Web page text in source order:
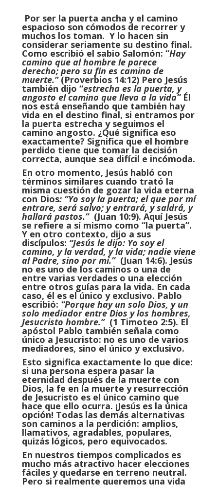
Por ser la puerta ancha y el camino
espacioso son cómodos de recorrer y
muchos los toman. Y lo hacen sin
considerar seria­mente su destino final.
Como escribió el sabio Salomón: “Hay
camino que al hombre le parece
derecho; pero su fin es camino de
muerte.”(Proverbios 14:12) Pero Jesús
también dijo “estrecha es la puerta, y
angosto el camino que lleva a la vida” Él
nos está enseñando que también hay
vida en el destino final, si entramos por
la puerta estrecha y seguimos el
camino angosto. ¿Qué significa eso
exactamente? Significa que el hombre
perdido tiene que tomar la decisión
correcta, aunque sea difícil e incómoda.
En otro momento, Jesús habló con
términos similares cuando trató la
misma cuestión de gozar la vida eterna
con Dios: “Yo soy la puerta; el que por mí
entrare, será salvo; y entrará, y saldrá, y
hallará pastos.”(Juan 10:9). Aquí Jesús
se refiere a sí mismo como “la puerta”.
Y en otro contexto, dijo a sus
discípulos: “Jesús le dijo: Yo soy el
camino, y la verdad, y la vida; nadie viene
al Padre, sino por mí.”(Juan 14:6). Jesús
no es uno de los caminos o una de
entre varias verdades o una elección
entre otros guías para la vida. En cada
caso, él es elúnico y exclusivo. Pablo
escribió: “Porque hay un solo Dios, y un
solo mediador entre Dios y los hombres,
Jesucristo hombre.”(1 Timoteo 2:5). El
apóstol Pablo también señala como
único a Jesucristo: no es uno de varios
mediadores, sino el único y exclusivo.
Esto significa exactamente lo que dice:
si una persona espera pasar la
eternidad después de la muerte con
Dios, la fe en la muerte y resurrección
de Jesucristo es el único camino que
hace que ello ocurra. ¡Jesús es la única
opción! Todas las demás alternativas
son caminos a la perdi­ción: amplios,
llamativos, agradables, populares,
quizás lógi­cos, pero equivocados.
En nuestros tiempos complicados es
mucho más atractivo hacer elecciones
fáciles y quedarse en terreno neutral.
Pero si realmente queremos una vida